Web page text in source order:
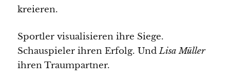
kreieren.
Sportler visualisieren ihre Siege.
Schauspieler ihren Erfolg. UndLisa Müller
ihren Traumpartner.